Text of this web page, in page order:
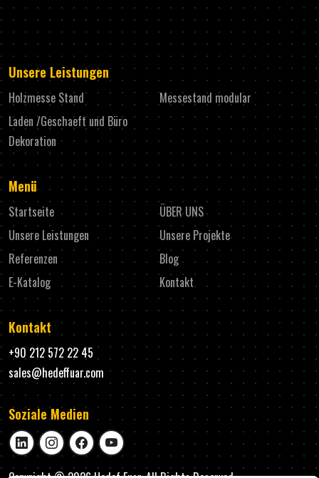
Unsere Leistungen
Holzmesse Stand
Messestand modular
Laden /Geschaeft und Büro
Dekoration
Menü
Startseite
ÜBER UNS
Unsere Leistungen
Unsere Projekte
Referenzen
Blog
E-Katalog
Kontakt
Kontakt
+90 212 572 22 45
sales@hedeffuar.com
Soziale Medien